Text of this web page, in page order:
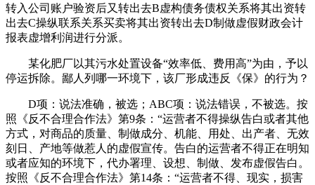
转入公司账户验资后又转出去B虚构债务债权关系将其出资转
出去C操纵联系关系买卖将其出资转出去D制做虚假财政会计
报表虚增利润进行分派。
某化肥厂以其污水处置设备“效率低、费用高”为由，予以
停运拆除。鄙人列哪一环境下，该厂形成违反《保》的行为？
D项：说法准确，被选；ABC项：说法错误，不被选。按
照《反不合理合作法》第9条：“运营者不得操纵告白或者其他
方式，对商品的质量、制做成分、机能、用处、出产者、无效
刻日、产地等做惹人的虚假宣传。告白的运营者不得正在明知
或者应知的环境下，代办署理、设想、制做、发布虚假告白。
按照《反不合理合作法》第14条：“运营者不得、现实，损害